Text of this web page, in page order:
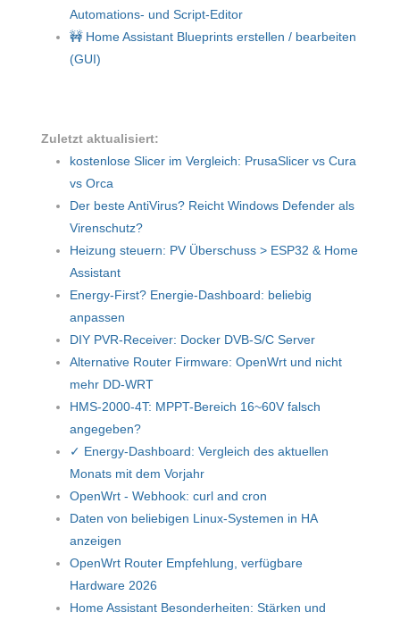
Automations- und Script-Editor
🚧 Home Assistant Blueprints erstellen / bearbeiten
(GUI)
Zuletzt aktualisiert:
kostenlose Slicer im Vergleich: PrusaSlicer vs Cura
vs Orca
Der beste AntiVirus? Reicht Windows Defender als
Virenschutz?
Heizung steuern: PV Überschuss > ESP32 & Home
Assistant
Energy-First? Energie-Dashboard: beliebig
anpassen
DIY PVR-Receiver: Docker DVB-S/C Server
Alternative Router Firmware: OpenWrt und nicht
mehr DD-WRT
HMS-2000-4T: MPPT-Bereich 16~60V falsch
angegeben?
✓ Energy-Dashboard: Vergleich des aktuellen
Monats mit dem Vorjahr
OpenWrt - Webhook: curl and cron
Daten von beliebigen Linux-Systemen in HA
anzeigen
OpenWrt Router Empfehlung, verfügbare
Hardware 2026
Home Assistant Besonderheiten: Stärken und